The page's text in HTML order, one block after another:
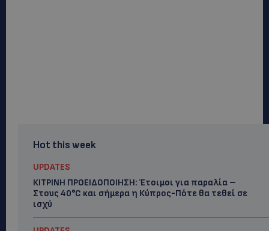
Hot this week
UPDATES
ΚΙΤΡΙΝΗ ΠΡΟΕΙΔΟΠΟΙΗΣΗ: Έτοιμοι για παραλία –
Στους 40°C και σήμερα η Κύπρος-Πότε θα τεθεί σε
ισχύ